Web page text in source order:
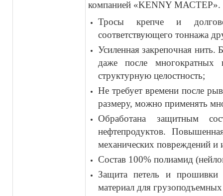
компанией «KENNY МАСТЕР».
Тросы крепче и
соответствующего тоннажа
Усиленная закрепочная нить.
даже после многократных
структурную целостность;
Не требует времени после
размеру, можно применять
Обработана защитным
нефтепродуктов.
механических повреждений и
Состав 100% полиамид
Защита петель и прошивки
материал для